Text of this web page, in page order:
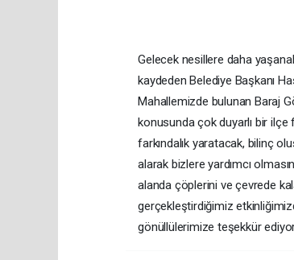
Gelecek nesillere daha
kaydeden Belediye Başkanı
Mahallemizde bulunan Baraj
konusunda çok duyarlı bir ilçe
farkındalık yaratacak, bilinç
alarak bizlere yardımcı
alanda çöplerini ve çevrede
gerçekleştirdiğimiz
gönüllülerimize teşekkür